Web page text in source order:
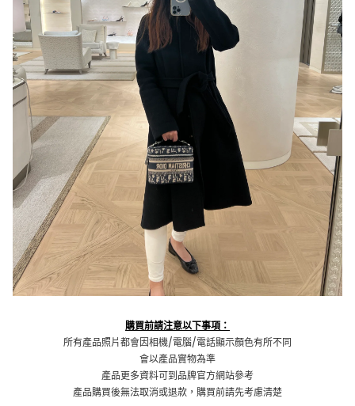
購買前請注意以下事項：
所有產品照片都會因相機/電腦/電話顯示顏色有所不同
會以產品實物為準
產品更多資料可到品牌官方網站參考
產品購買後無法取消或退款，購買前請先考慮清楚